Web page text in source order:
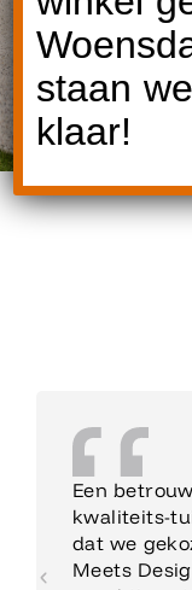
Een
kwaliteits-
dat we
Meets
staan
klaar!